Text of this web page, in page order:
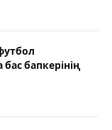
бапкерінің